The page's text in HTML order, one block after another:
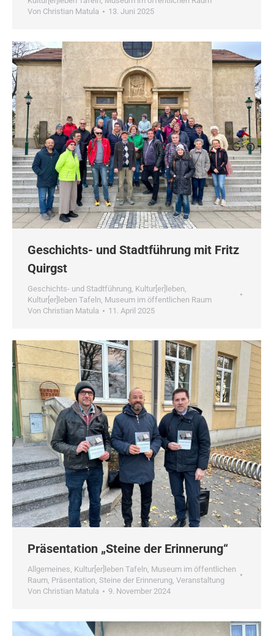
Von Christian Matula 13. Juni 2025
Geschichts- und Stadtführung mit Fritz
Quirgst
Geschichts- und Stadtführung Kultur[er]leben
Kultur[er]leben Tafeln Museum im öffentlichen Raum
Von Christian Matula 11. April 2025
Präsentation „Steine der Erinnerung“
Allgemeines Kultur[er]leben Tafeln Museum im öffentlichen
Raum Präsentation Steine der Erinnerung Veranstaltung
Von Christian Matula 9. November 2024